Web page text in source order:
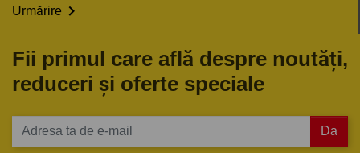
Urmărire 
Fii primul care află despre noutăți,
reduceri și oferte speciale
Da